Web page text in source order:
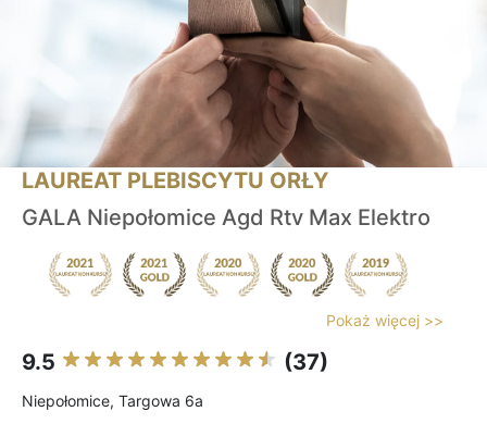
LAUREAT PLEBISCYTU ORŁY
GALA Niepołomice Agd Rtv Max Elektro
Pokaż więcej >>
9.5 (37)
Niepołomice, Targowa 6a